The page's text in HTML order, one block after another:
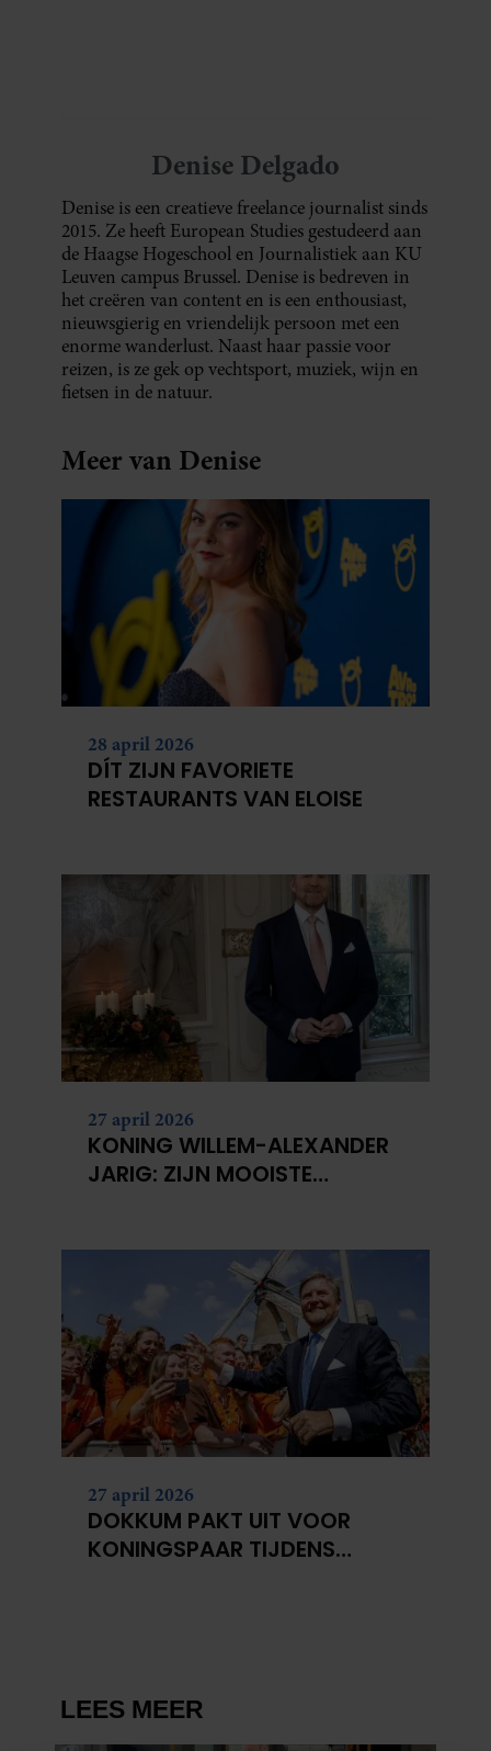
Denise Delgado
Denise is een creatieve freelance journalist sinds
2015. Ze heeft European Studies gestudeerd aan
de Haagse Hogeschool en Journalistiek aan KU
Leuven campus Brussel. Denise is bedreven in
het creëren van content en is een enthousiast,
nieuwsgierig en vriendelijk persoon met een
enorme wanderlust. Naast haar passie voor
reizen, is ze gek op vechtsport, muziek, wijn en
fietsen in de natuur.
Meer van Denise
28 april 2026
DÍT ZIJN FAVORIETE
RESTAURANTS VAN ELOISE
27 april 2026
KONING WILLEM-ALEXANDER
JARIG: ZIJN MOOISTE
27 april 2026
DOKKUM PAKT UIT VOOR
KONINGSPAAR TIJDENS